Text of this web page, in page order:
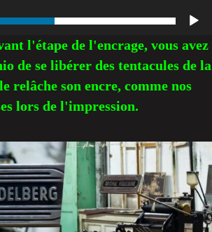
l'étape de l'encrage, vous avez
de se libérer des tentacules de la
relâche son encre, comme nos
lors de l'impression.